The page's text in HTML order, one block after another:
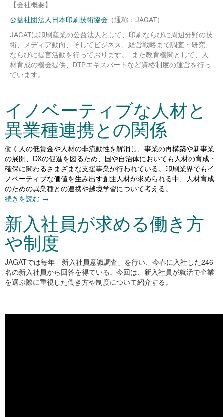
【会社概要】
公益社団法人日本印刷技術協会 （通称：JAGAT）
JAGATは印刷産業の公益法人として、印刷ならびに周辺分野の技
術、メディア動向、そしてビジネス、経営戦略まで調査・研究、
ならびに提言活動を行っております。 また教育機関として、人
材育成の機会提供、DTPエキスパートなど資格制度の運営を行っ
ています。
イノベーティブな人材と
異業種連携との関係
働く人の低賃金や人材の非流動性を解消し、事業の再構築や新事業
の展開、DXの促進を図るため、国や自治体においても人材の育成・
確保に関わるさまざまな支援事業が行われている。印刷業界でもイ
ノベーティブな価値を生み出す創注人材が求められる中、人材育成
のための異業種との連携や越境学習について考える。
続きを読む →
新入社員が求める働き方
や制度
JAGATでは毎年「新入社員意識調査」を行い、今春に入社した246
名の新入社員から回答を得ている。今回は、新入社員が就活で企業
を選ぶ際に重視した働き方や制度について紹介する。